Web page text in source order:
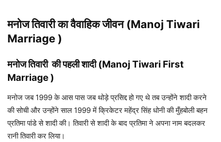
मनोज तिवारी का वैवाहिक जीवन (Manoj Tiwari
Marriage )
मनोज तिवारी की पहली शादी (Manoj Tiwari First
Marriage )
मनोज जब 1999 के आस पास जब थोड़े प्रसिद्द हो गए थे तब उन्होंने शादी करने
की सोची और उन्होंने साल 1999 में क्रिकेटर महेंद्र सिंह धोनी की मुँहबोली बहन
प्रतिमा पांडे से शादी की। तिवारी से शादी के बाद प्रतिमा ने अपना नाम बदलकर
रानी तिवारी कर लिया।